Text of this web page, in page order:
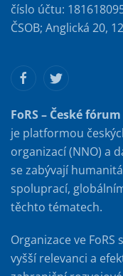
číslo účtu:
ČSOB; Anglická 20,
FoRS – České
je platformou
organizací (NNO) a
se zabývají
spoluprací,
těchto tématech.
Organizace ve
vyšší relevanci a